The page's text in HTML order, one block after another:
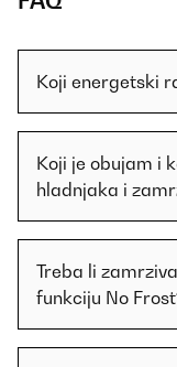
Koji energetski
Koji je obujam i
hladnjaka i
Treba li
funkciju No